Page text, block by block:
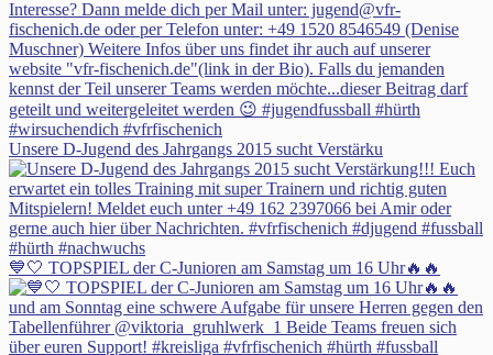
Unsere D-Jugend des Jahrgangs 2015 sucht Verstärku
💙🤍 TOPSPIEL der C-Junioren am Samstag um 16 Uhr🔥🔥